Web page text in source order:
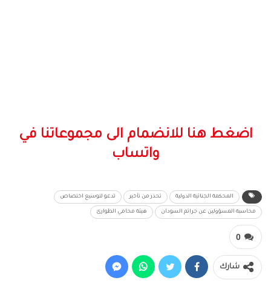
اضغط هنا للانضمام الى مجموعاتنا في
واتساب
المحكمة الجنائية الدولية تحذر من تأخير تدعو لتوسيع اختصاص
محاسبة المسؤولين عن جرائم السودان هيئة محامي الطوارئ
0
شارك